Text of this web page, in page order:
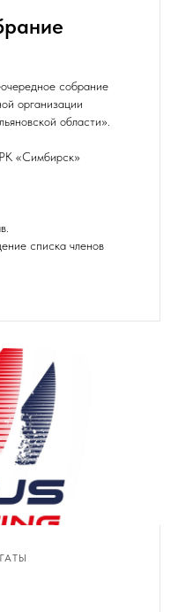
собрание
организации
области».
«Симбирск»
списка членов